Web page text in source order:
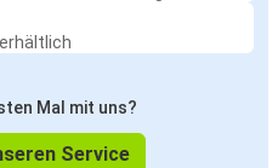
Mal mit uns?
Service